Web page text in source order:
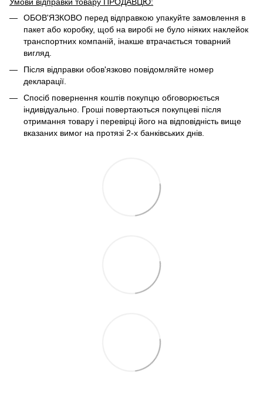
ОБОВ'ЯЗКОВО перед відправкою упакуйте замовлення в
пакет або коробку, щоб на виробі не було ніяких наклейок
транспортних компаній, інакше втрачається товарний
вигляд.
Після відправки обов'язково повідомляйте номер
декларації.
Спосіб повернення коштів покупцю обговорюється
індивідуально. Гроші повертаються покупцеві після
отримання товару і перевірці його на відповідність вище
вказаних вимог на протязі 2-х банківських днів.